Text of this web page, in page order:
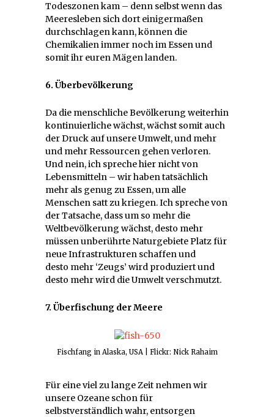
Todeszonen kam – denn selbst wenn das
Meeresleben sich dort einigermaßen
durchschlagen kann, können die
Chemikalien immer noch im Essen und
somit ihr euren Mägen landen.
6. Überbevölkerung
Da die menschliche Bevölkerung weiterhin
kontinuierliche wächst, wächst somit auch
der Druck auf unsere Umwelt, und mehr
und mehr Ressourcen gehen verloren.
Und nein, ich spreche hier nicht von
Lebensmitteln – wir haben tatsächlich
mehr als genug zu Essen, um alle
Menschen satt zu kriegen. Ich spreche von
der Tatsache, dass um so mehr die
Weltbevölkerung wächst, desto mehr
müssen unberührte Naturgebiete Platz für
neue Infrastrukturen schaffen und
desto mehr ‘Zeugs’ wird produziert und
desto mehr wird die Umwelt verschmutzt.
7. Überfischung der Meere
Fischfang in Alaska, USA | Flickr: Nick Rahaim
Für eine viel zu lange Zeit nehmen wir
unsere Ozeane schon für
selbstverständlich wahr, entsorgen